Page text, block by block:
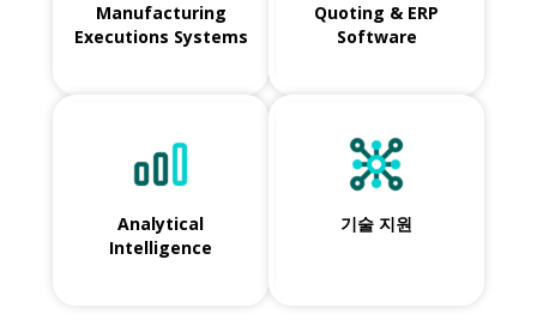
Manufacturing
Executions Systems
Quoting & ERP
Software
Analytical
Intelligence
기술 지원